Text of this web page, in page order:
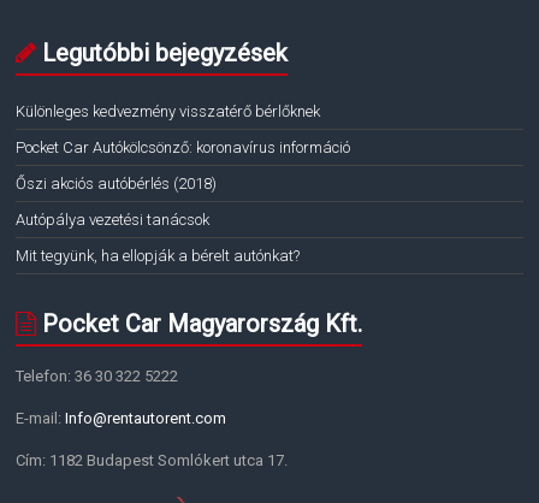
Legutóbbi bejegyzések
Különleges kedvezmény visszatérő bérlőknek
Pocket Car Autókölcsönző: koronavírus információ
Őszi akciós autóbérlés (2018)
Autópálya vezetési tanácsok
Mit tegyünk, ha ellopják a bérelt autónkat?
Pocket Car Magyarország Kft.
Telefon: 36 30 322 5222
E-mail: Info@rentautorent.com
Cím: 1182 Budapest Somlókert utca 17.